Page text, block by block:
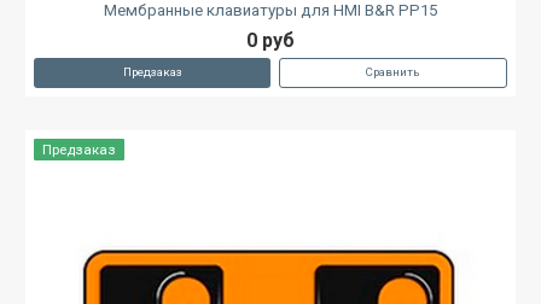
Мембранные клавиатуры для HMI B&R PP15
0 руб
Предзаказ Сравнить
Предзаказ